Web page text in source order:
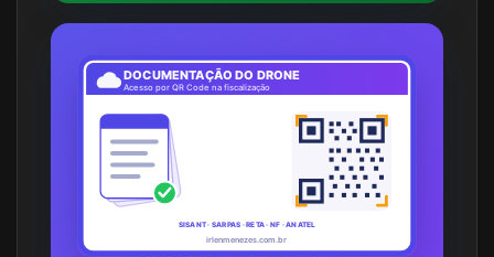
DOCUMENTAÇÃO DO DRONE
Acesso por QR Code na fiscalização
SISANT · SARPAS · RETA · NF · ANATEL
irlenmenezes.com.br